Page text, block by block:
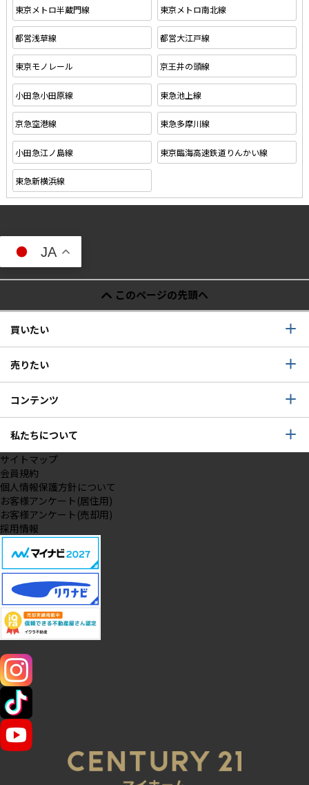
東京メトロ半蔵門線 東京メトロ南北線
都営浅草線 都営大江戸線
東京モノレール 京王井の頭線
小田急小田原線 東急池上線
京急空港線 東急多摩川線
小田急江ノ島線 東京臨海高速鉄道りんかい線
東急新横浜線
JA
このページの先頭へ
買いたい
売りたい
コンテンツ
私たちについて
サイトマップ
会員規約
個人情報保護方針について
お客様アンケート(居住用)
お客様アンケート(売却用)
採用情報